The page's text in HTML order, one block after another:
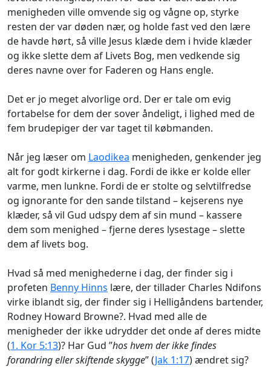
menigheden ville omvende sig og vågne op, styrke
resten der var døden nær, og holde fast ved den lære
de havde hørt, så ville Jesus klæde dem i hvide klæder
og ikke slette dem af Livets Bog, men vedkende sig
deres navne over for Faderen og Hans engle.
Det er jo meget alvorlige ord. Der er tale om evig
fortabelse for dem der sover åndeligt, i lighed med de
fem brudepiger der var taget til købmanden.
Når jeg læser om Laodikea menigheden, genkender jeg
alt for godt kirkerne i dag. Fordi de ikke er kolde eller
varme, men lunkne. Fordi de er stolte og selvtilfredse
og ignorante for den sande tilstand – kejserens nye
klæder, så vil Gud udspy dem af sin mund – kassere
dem som menighed – fjerne deres lysestage – slette
dem af livets bog.
Hvad så med menighederne i dag, der finder sig i
profeten Benny Hinns lære, der tillader Charles Ndifons
virke iblandt sig, der finder sig i Helligåndens bartender,
Rodney Howard Browne?. Hvad med alle de
menigheder der ikke udrydder det onde af deres midte
(1. Kor 5:13)? Har Gud ”hos hvem der ikke findes
forandring eller skiftende skygge” (Jak 1:17) ændret sig?